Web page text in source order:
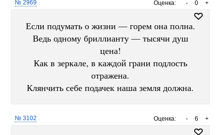
Оценка: +
0
-
№ 2969
Если подумать о жизни — горем она полна.
Ведь одному бриллианту — тысячи душ
цена!
Как в зеркале, в каждой грани подлость
отражена.
Клянчить себе подачек наша земля должна.
Оценка: +
6
-
№ 3102